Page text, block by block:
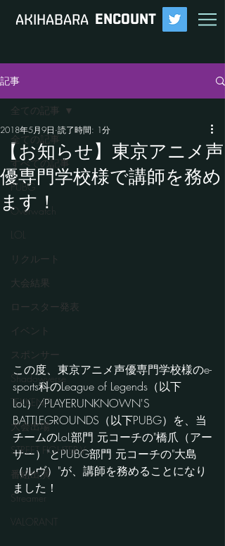
​AKIHABARA ENCOUNT
記事
全ての記事
すべての記事
PUBG
Overwatch
LOL
リクルート
大会結果
ロースター発表
イベント
スポンサー
Shadowverse
TEKKEN7
大会出場
STREET FIGHTER V
番組出演
Streamer
VALORANT
全ての記事
【お知らせ】東京アニメ声
優専門学校様で講師を務め
ます！
2018年5月9日 読了時間: 1分
この度、東京アニメ声優専門学校様のe-
sports科のLeague of Legends（以下
LoL）/PLAYERUNKNOWN'S
BATTLEGROUNDS（以下PUBG）を、当
チームのLoL部門 元コーチの"橋爪（アー
サー）"とPUBG部門 元コーチの"大島
（ルヴ）"が、講師を務めることになり
ました！